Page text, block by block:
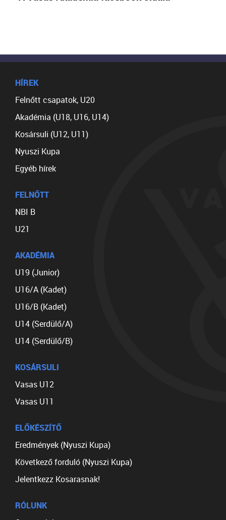
HÍREK
Felnőtt csapatok, U20
Akadémia (U18, U16, U14)
Kosársuli (U12, U11)
Nyuszi Kupa
Egyéb hírek
FELNŐTT
NBI B
U21
AKADÉMIA
U19 (Junior)
U16/A (Kadet)
U16/B (Kadet)
U14 (Serdülő/A)
U14 (Serdülő/B)
KOSÁRSULI
Vasas U12
Vasas U11
ELŐKÉSZÍTŐ
Eredmények (Nyuszi Kupa)
Következő forduló (Nyuszi Kupa)
Jelentkezz Kosarasnak!
RÓLUNK